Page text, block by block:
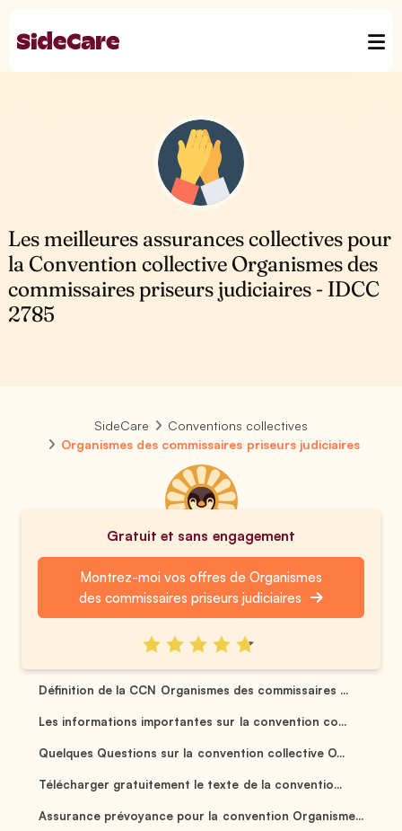
Les meilleures assurances collectives pour
la Convention collective Organismes des
commissaires priseurs judiciaires - IDCC
2785
SideCare
Conventions collectives
Organismes des commissaires priseurs judiciaires
Gratuit et sans engagement
Montrez-moi vos offres de Organismes
des commissaires priseurs judiciaires
Définition de la CCN Organismes des commissaires ...
Les informations importantes sur la convention co...
Quelques Questions sur la convention collective O...
Télécharger gratuitement le texte de la conventio...
Assurance prévoyance pour la convention Organisme...